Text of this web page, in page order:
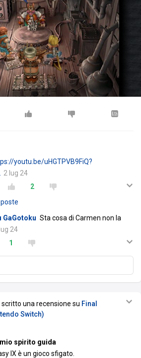
youtu.be/uHGTPVB9FiQ?
2 lug 24
2
GaGotoku Sta cosa di Carmen non la
24
1
scritto una recensione su Final
Switch)
spirito guida
IX è un gioco sfigato.